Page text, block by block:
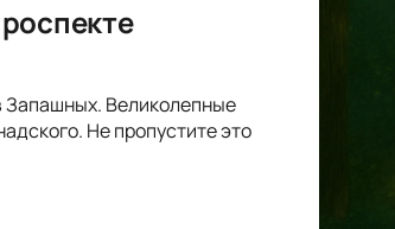
Запашных. Великолепные
Не пропустите это